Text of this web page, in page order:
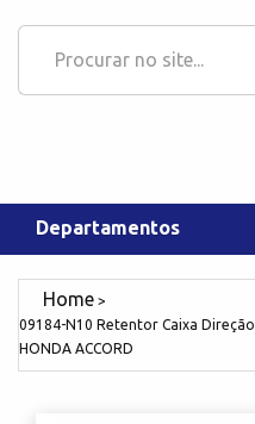
Departamentos
09184-N10 Retentor Caixa
HONDA ACCORD